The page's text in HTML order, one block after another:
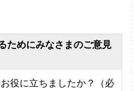
ためにみなさまのご意見
役に立ちましたか？（必